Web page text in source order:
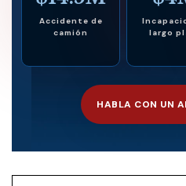
Accidente de
camión
largo
HABLA CON UN